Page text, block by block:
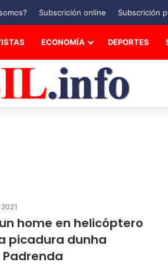
Subscrición online Subscrición
ECONOMÍA DEPORTES
home en helicóptero
picadura dunha